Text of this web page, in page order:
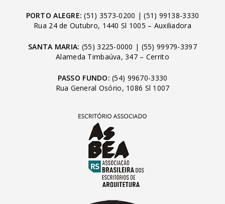
PORTO ALEGRE: (51) 3573-0200 |(51) 99138-3330
Rua 24 de Outubro, 1440 Sl 1005 – Auxiliadora
SANTA MARIA: (55) 3225-0000 | (55) 99979-3397
Alameda Timbaúva, 347 – Cerrito
PASSO FUNDO: (54) 99670-3330
Rua General Osório, 1086 Sl 1007